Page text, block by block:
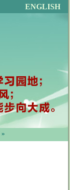
ENGLISH
»